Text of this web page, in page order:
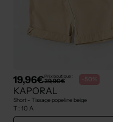
19,96€Prix boutique :
39,90€ -50%
KAPORAL
Short - Tissage popeline beige
T : 10 A